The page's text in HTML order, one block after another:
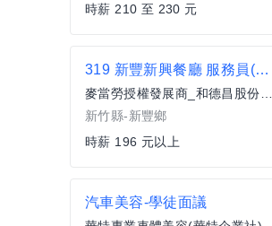
時薪 210 至 230 元
319 新豐新興餐廳 服務員(兼職)
麥當勞授權發展商_和德昌股份有限公司
新竹縣-新豐鄉
時薪 196 元以上
汽車美容-學徒面議